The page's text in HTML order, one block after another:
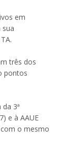
em
sua
três dos
pontos
3ª
e à AAUE
o mesmo